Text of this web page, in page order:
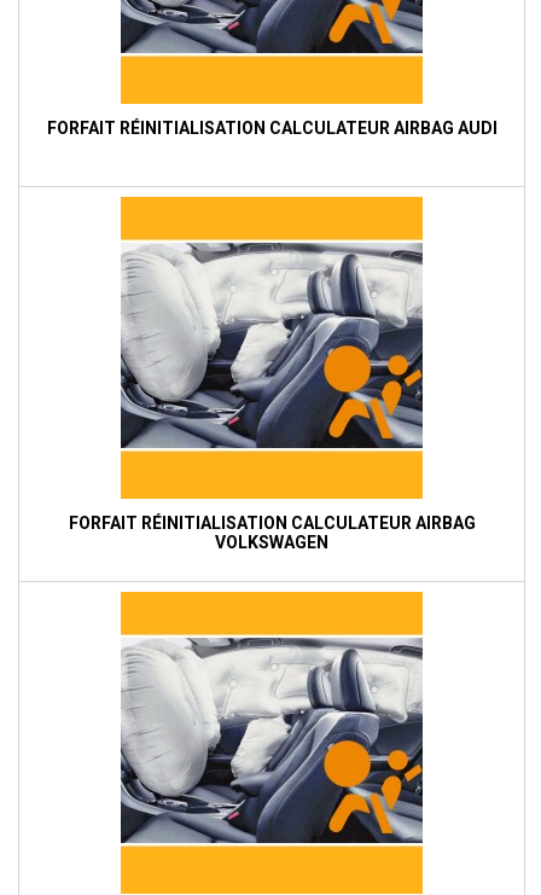
FORFAIT RÉINITIALISATION CALCULATEUR AIRBAG AUDI
FORFAIT RÉINITIALISATION CALCULATEUR AIRBAG
VOLKSWAGEN